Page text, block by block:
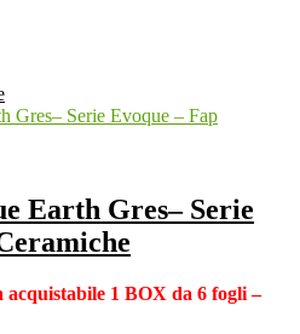
Earth Gres– Serie
1 BOX da 6 fogli –